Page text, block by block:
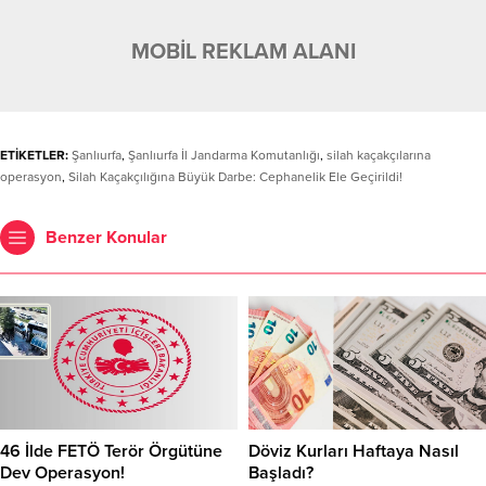
MOBİL REKLAM ALANI
ETİKETLER: Şanlıurfa, Şanlıurfa İl Jandarma Komutanlığı, silah kaçakçılarına
operasyon, Silah Kaçakçılığına Büyük Darbe: Cephanelik Ele Geçirildi!
Benzer Konular
46 İlde FETÖ Terör Örgütüne
Dev Operasyon!
Döviz Kurları Haftaya Nasıl
Başladı?